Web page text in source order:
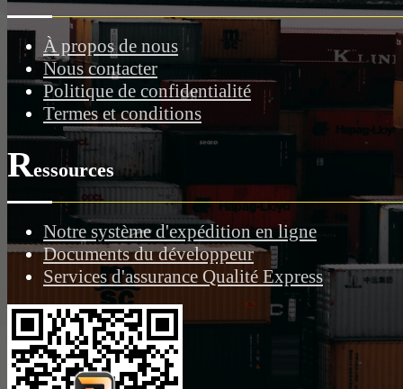
À propos de nous
Nous contacter
Politique de confidentialité
Termes et conditions
Ressources
Notre système d'expédition en ligne
Documents du développeur
Services d'assurance Qualité Express